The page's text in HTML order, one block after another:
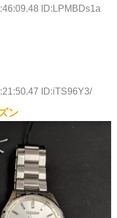
ID:LPMBDs1a
ID:iTS96Y3/
ン